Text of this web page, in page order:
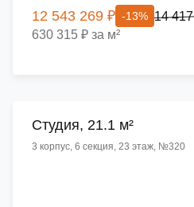
12 543 269 ₽ -13% 14
630 315 ₽ за м²
Cтудия, 21.1 м²
3 корпус, 6 секция, 23 этаж, №320